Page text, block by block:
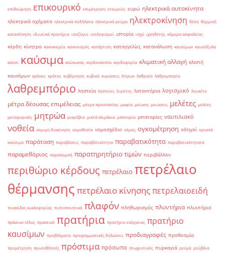
επιθεώρηση επικουρικό επιμέτρηση εταιρείες ευρώ ηλεκτρικά αυτοκίνητα
ηλεκτρικά οχήματα ηλεκτρικά ποδήλατα ηλεκτρικό ρεύμα ηλεκτροκίνηση θέση θερμική
καταπόνηση ιδιωτικά πρατήρια ισοζύγιο ισολογισμοί ιστορία ισχύ ιχνηθέτης κάμερα ασφαλείας
κέρδη κίνητρα κακοκαιρία κανονισμός κατάρτιση καταγγελίες κατανάλωση καυσίμων καυσόξυλα
καύσι καύσιμα καύσωνας κερδοσκοπία κερδοφορία κλιματική αλλαγή κλοπή
καυσίμων κράνος κράτος κυβέρνηση κυβικά κυρώσεις λίτρων λαθραία λαθρεμπορία
λαθρεμπόριο ληστεία ληστείες λιγνίτης λιπαντήρια λογισμικό λουκέτο
μέτρα δέουσας επιμέλειας μέτρα προστασίας μαφία μείωση μειώσεις μελέτες μελέτη
μεταφορικές μητρώα μικρόβια μικτά κλιμάκια μπαταρία μπαταρίες ναυτιλιακό
νοθεία νομιμη διακίνηση νομοθεσία νομοσχέδιο νόμος ογκομέτρηση οδηγοί ορυκτά
καύσιμα παράταση παραβάσεις παραβάτικότητα παραβατικότητα παραβατικότητατα
παραμεθόριος παραπομπή παρατηρητήριο τιμών περιβάλλον
περιθώριο κέρδους πετρέλαιο πετρέλαιο
θέρμανσης πετρέλαιο κίνησηςπετρελαιοειδή
πινακίδες κυκλοφορίας πιστοποιητικά πλαφόν πληθωρισμός πλυντήρια πλυντήριο
πράσινο τέλος πρακτικό πρατήρια πρατήριο ενέργειας πρατήριο
καυσίμων προβλήματα προγραμματικές δηλώσεις προδιαγραφές προθεσμία
προμέτρηση πρωταθλητές πρόστιμα πρόσωπα πτωχευτικός πυρκαγιά ρεύμα ρούβλια